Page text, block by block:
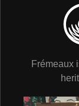
du Coran est
d’approfondir
Antoine
l’auteur est
des nuits.
transporté à la
planètes… Que
Frémeaux